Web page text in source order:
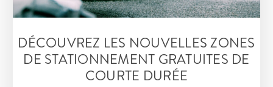
DÉCOUVREZ LES NOUVELLES ZONES
DE STATIONNEMENT GRATUITES DE
COURTE DURÉE